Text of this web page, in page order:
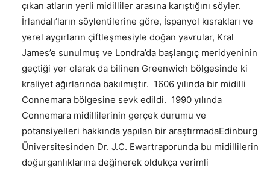
çıkan atların yerli midilliler arasına karıştığını söyler.
İrlandalı’ların söylentilerine göre, İspanyol kısrakları ve
yerel aygırların çiftleşmesiyle doğan yavrular, Kral
James’e sunulmuş ve Londra’da başlangıç meridyeninin
geçtiği yer olarak da bilinen Greenwich bölgesinde ki
kraliyet ağırlarında bakılmıştır. 1606 yılında bir midilli
Connemara bölgesine sevk edildi. 1990 yılında
Connemara midillilerinin gerçek durumu ve
potansiyelleri hakkında yapılan bir araştırmadaEdinburg
Üniversitesinden Dr. J.C. Ewartraporunda bu midillilerin
doğurganlıklarına değinerek oldukça verimli